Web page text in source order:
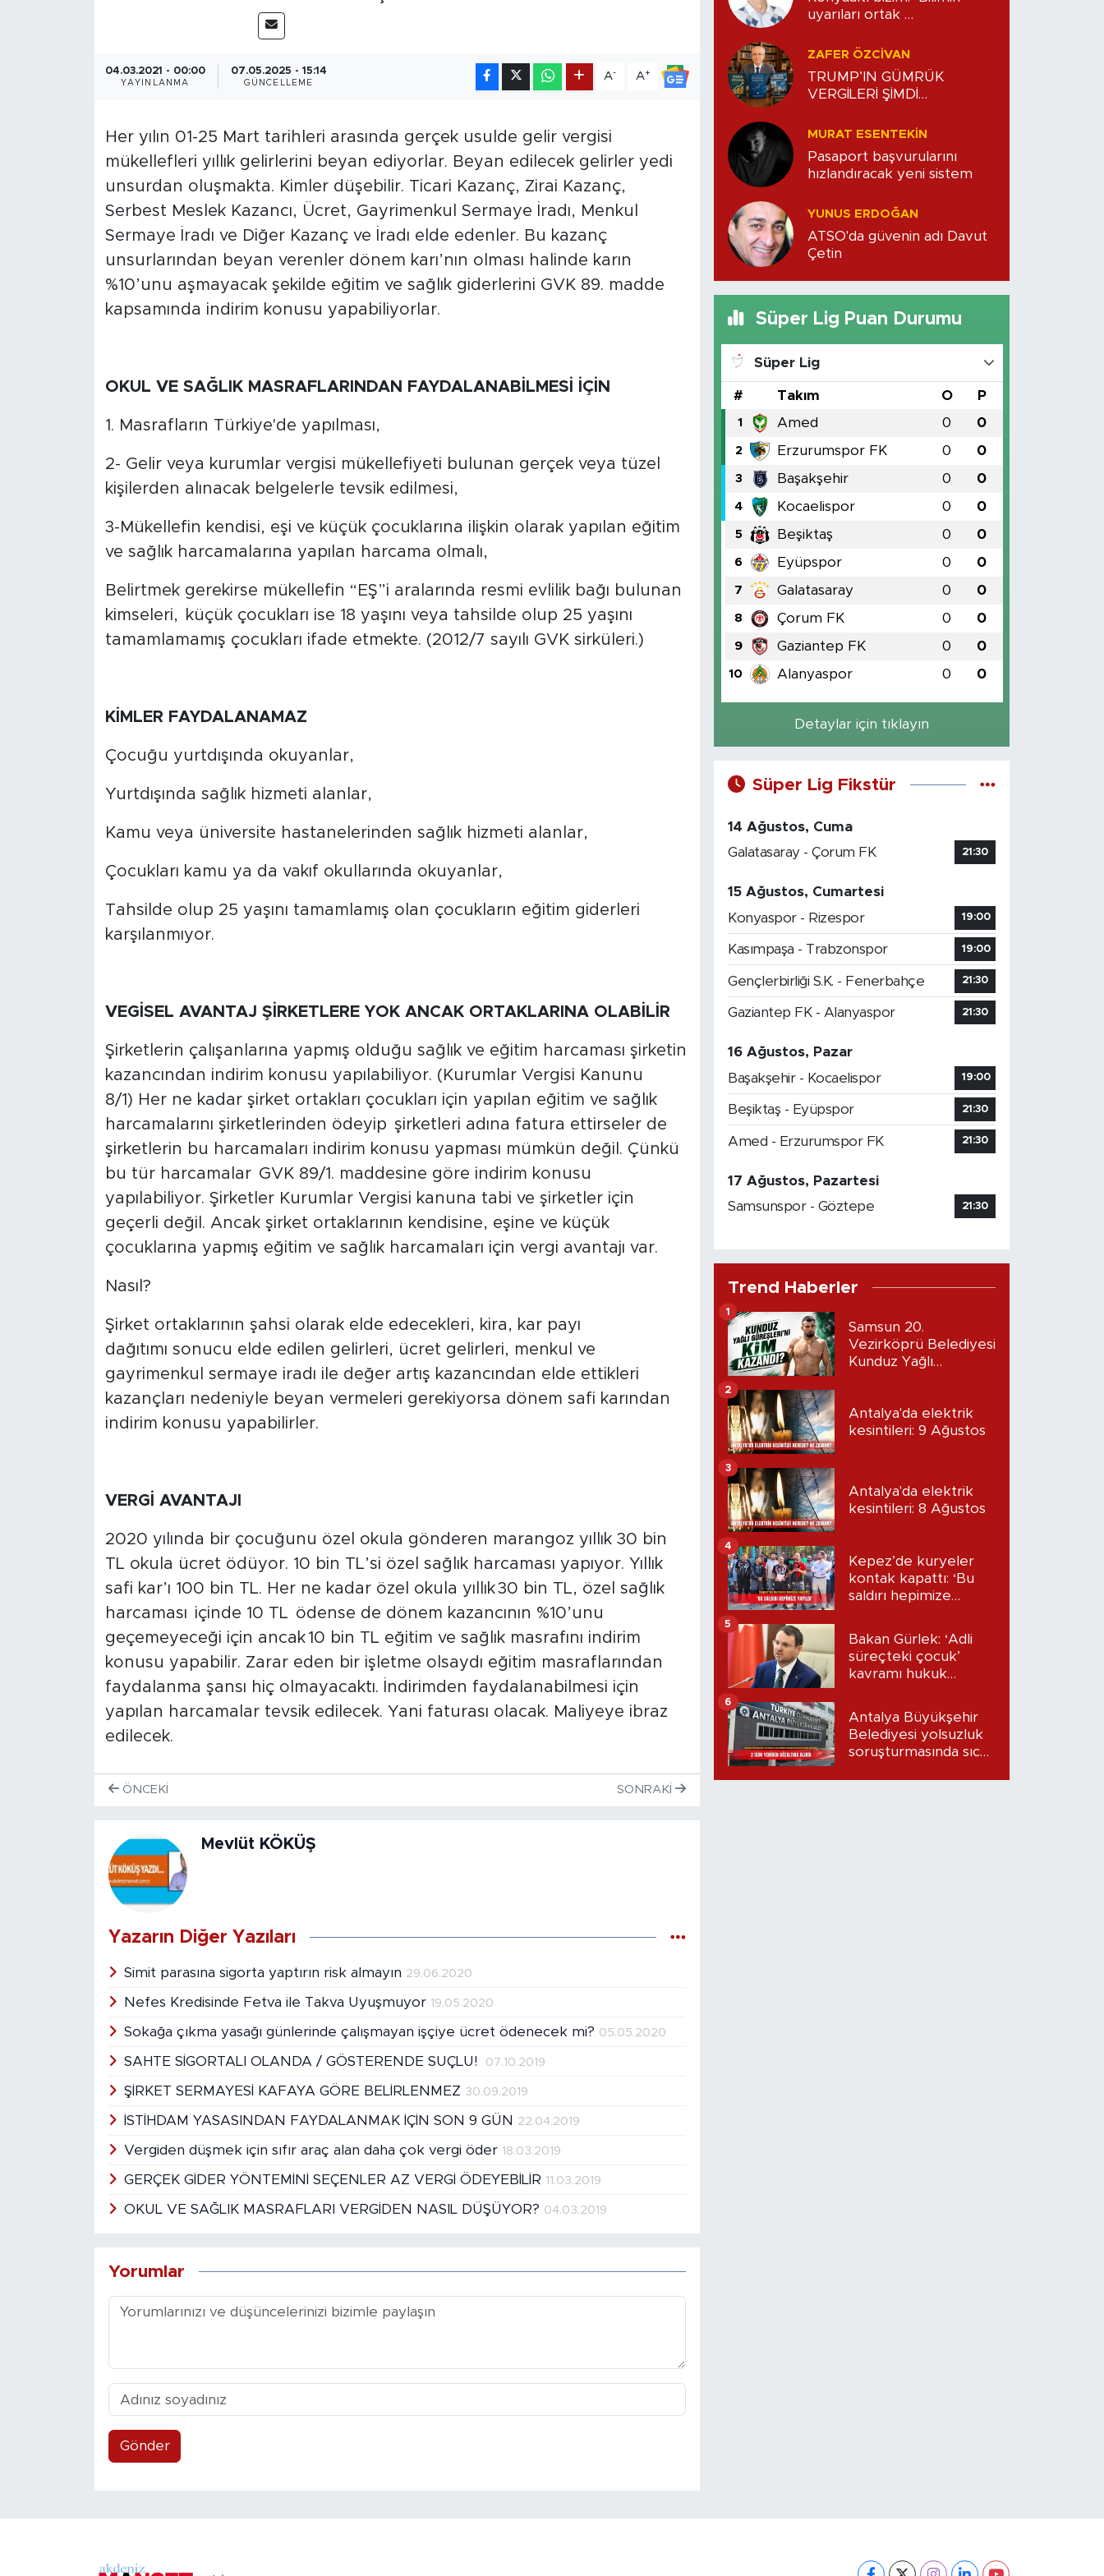
04.03.2021 - 00:00
YAYINLANMA
07.05.2025 - 15:14
GÜNCELLEME
A- A+
Her yılın 01-25 Mart tarihleri arasında gerçek usulde gelir vergisi
mükellefleri yıllık gelirlerini beyan ediyorlar. Beyan edilecek gelirler yedi
unsurdan oluşmakta. Kimler düşebilir. Ticari Kazanç, Zirai Kazanç,
Serbest Meslek Kazancı, Ücret, Gayrimenkul Sermaye İradı, Menkul
Sermaye İradı ve Diğer Kazanç ve İradı elde edenler. Bu kazanç
unsurlarından beyan verenler dönem karı’nın olması halinde karın
%10’unu aşmayacak şekilde eğitim ve sağlık giderlerini GVK 89. madde
kapsamında indirim konusu yapabiliyorlar.
OKUL VE SAĞLIK MASRAFLARINDAN FAYDALANABİLMESİ İÇİN
1. Masrafların Türkiye'de yapılması,
2- Gelir veya kurumlar vergisi mükellefiyeti bulunan gerçek veya tüzel
kişilerden alınacak belgelerle tevsik edilmesi,
3-Mükellefin kendisi, eşi ve küçük çocuklarına ilişkin olarak yapılan eğitim
ve sağlık harcamalarına yapılan harcama olmalı,
Belirtmek gerekirse mükellefin “EŞ”i aralarında resmi evlilik bağı bulunan
kimseleri, küçük çocukları ise 18 yaşını veya tahsilde olup 25 yaşını
tamamlamamış çocukları ifade etmekte. (2012/7 sayılı GVK sirküleri.)
KİMLER FAYDALANAMAZ
Çocuğu yurtdışında okuyanlar,
Yurtdışında sağlık hizmeti alanlar,
Kamu veya üniversite hastanelerinden sağlık hizmeti alanlar,
Çocukları kamu ya da vakıf okullarında okuyanlar,
Tahsilde olup 25 yaşını tamamlamış olan çocukların eğitim giderleri
karşılanmıyor.
VEGİSEL AVANTAJ ŞİRKETLERE YOK ANCAK ORTAKLARINA OLABİLİR
Şirketlerin çalışanlarına yapmış olduğu sağlık ve eğitim harcaması şirketin
kazancından indirim konusu yapılabiliyor. (Kurumlar Vergisi Kanunu
8/1) Her ne kadar şirket ortakları çocukları için yapılan eğitim ve sağlık
harcamalarını şirketlerinden ödeyip şirketleri adına fatura ettirseler de
şirketlerin bu harcamaları indirim konusu yapması mümkün değil. Çünkü
bu tür harcamalar GVK 89/1. maddesine göre indirim konusu
yapılabiliyor. Şirketler Kurumlar Vergisi kanuna tabi ve şirketler için
geçerli değil. Ancak şirket ortaklarının kendisine, eşine ve küçük
çocuklarına yapmış eğitim ve sağlık harcamaları için vergi avantajı var.
Nasıl?
Şirket ortaklarının şahsi olarak elde edecekleri, kira, kar payı
dağıtımı sonucu elde edilen gelirleri, ücret gelirleri, menkul ve
gayrimenkul sermaye iradı ile değer artış kazancından elde ettikleri
kazançları nedeniyle beyan vermeleri gerekiyorsa dönem safi karından
indirim konusu yapabilirler.
VERGİ AVANTAJI
2020 yılında bir çocuğunu özel okula gönderen marangoz yıllık 30 bin
TL okula ücret ödüyor. 10 bin TL’si özel sağlık harcaması yapıyor. Yıllık
safi kar’ı 100 bin TL. Her ne kadar özel okula yıllık 30 bin TL, özel sağlık
harcaması içinde 10 TL ödense de dönem kazancının %10’unu
geçemeyeceği için ancak 10 bin TL eğitim ve sağlık masrafını indirim
konusu yapabilir. Zarar eden bir işletme olsaydı eğitim masraflarından
faydalanma şansı hiç olmayacaktı. İndirimden faydalanabilmesi için
yapılan harcamalar tevsik edilecek. Yani faturası olacak. Maliyeye ibraz
edilecek.
ÖNCEKI SONRAKI
Mevlüt KÖKÜŞ
Yazarın Diğer Yazıları
Simit parasına sigorta yaptırın risk almayın 29.06.2020
Nefes Kredisinde Fetva ile Takva Uyuşmuyor 19.05.2020
Sokağa çıkma yasağı günlerinde çalışmayan işçiye ücret ödenecek mi? 05.05.2020
SAHTE SİGORTALI OLANDA / GÖSTERENDE SUÇLU! 07.10.2019
ŞİRKET SERMAYESİ KAFAYA GÖRE BELİRLENMEZ 30.09.2019
İSTİHDAM YASASINDAN FAYDALANMAK İÇİN SON 9 GÜN 22.04.2019
Vergiden düşmek için sıfır araç alan daha çok vergi öder 18.03.2019
GERÇEK GİDER YÖNTEMİNİ SEÇENLER AZ VERGİ ÖDEYEBİLİR 11.03.2019
OKUL VE SAĞLIK MASRAFLARI VERGİDEN NASIL DÜŞÜYOR? 04.03.2019
Yorumlar
Gönder
uyarıları ortak
ZAFER ÖZCIVAN
TRUMP’IN GÜMRÜK
VERGİLERİ ŞİMDİ
DÖNÜYOR
MURAT ESENTEKIN
Pasaport başvurularını
hızlandıracak yeni sistem
YUNUS ERDOĞAN
ATSO'da güvenin adı Davut
Çetin
Süper Lig Puan Durumu
Süper Lig
# Takım O P
1 Amed 0 0
2 Erzurumspor FK 0 0
3 Başakşehir 0 0
4 Kocaelispor 0 0
5 Beşiktaş 0 0
6 Eyüpspor 0 0
7 Galatasaray 0 0
8 Çorum FK 0 0
9 Gaziantep FK 0 0
10 Alanyaspor 0 0
Detaylar için tıklayın
Süper Lig Fikstür
14 Ağustos, Cuma
Galatasaray - Çorum FK
21:30
15 Ağustos, Cumartesi
Konyaspor - Rizespor
19:00
Kasımpaşa - Trabzonspor 19:00
Gençlerbirliği S.K. - Fenerbahçe 21:30
Gaziantep FK - Alanyaspor 21:30
16 Ağustos, Pazar
Başakşehir - Kocaelispor
19:00
Beşiktaş - Eyüpspor 21:30
Amed - Erzurumspor FK 21:30
17 Ağustos, Pazartesi
Samsunspor - Göztepe
21:30
Trend Haberler
Samsun 20.
Vezirköprü Belediyesi
Kunduz Yağlı
1
Antalya'da elektrik
kesintileri: 9 Ağustos
2
Antalya'da elektrik
kesintileri: 8 Ağustos
3
Kepez’de kuryeler
kontak kapattı: ‘Bu
saldırı hepimize
4
Bakan Gürlek: ‘Adli
süreçteki çocuk’
kavramı hukuk
5
Antalya Büyükşehir
Belediyesi yolsuzluk
soruşturmasında sıcak
6
Özel Haber
Resmi İlanlar